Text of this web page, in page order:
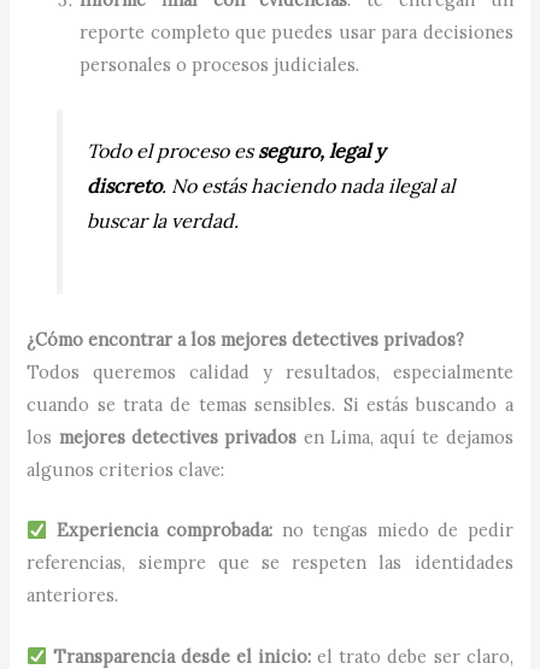
reporte completo que puedes usar para decisiones
personales o procesos judiciales.
Todo el proceso es seguro, legal y
discreto. No estás haciendo nada ilegal al
buscar la verdad.
¿Cómo encontrar a los mejores detectives privados?
Todos queremos calidad y resultados, especialmente
cuando se trata de temas sensibles. Si estás buscando a
los mejores detectives privados en Lima, aquí te dejamos
algunos criterios clave:
Experiencia comprobada: no tengas miedo de pedir
referencias, siempre que se respeten las identidades
anteriores.
Transparencia desde el inicio: el trato debe ser claro,